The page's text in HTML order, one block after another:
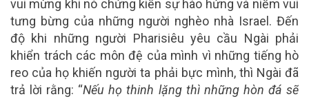
vui mừng khi nó chứng kiến sự hào hứng và niềm vui
tưng bừng của những người nghèo nhà Israel. Đến
độ khi những người Pharisiêu yêu cầu Ngài phải
khiển trách các môn đệ của mình vì những tiếng hò
reo của họ khiến người ta phải bực mình, thì Ngài đã
trả lời rằng: “Nếu họ thinh lặng thì những hòn đá sẽ